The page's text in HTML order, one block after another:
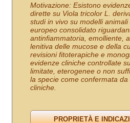
Motivazione: Esistono
dirette su Viola tricolor L.
studi in vivo su modelli
europeo consolidato
antinfiammatoria, emolliente,
lenitiva delle mucose e della
revisioni fitoterapiche e
evidenze cliniche controllate
limitate, eterogenee o non
la specie come confermata
cliniche.